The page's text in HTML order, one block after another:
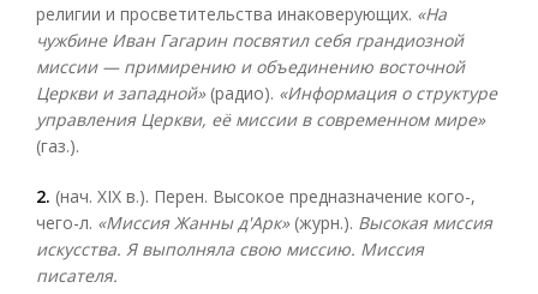
религии и просветительства инаковерующих. «На
чужбине Иван Гагарин посвятил себя грандиозной
миссии — примирению и объединению восточной
Церкви и западной»(радио). «Информация о структуре
управления Церкви, её миссии в современном мире»
(газ.).
2. (нач. XIX в.). Перен. Высокое предназначение кого-,
чего-л. «Миссия Жанны д'Арк»(журн.). Высокая миссия
искусства. Я выполняла свою миссию. Миссия
писателя.